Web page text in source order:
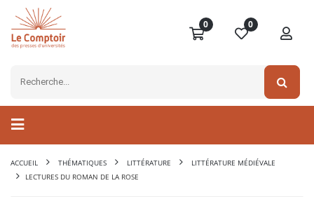
0 0
ACCUEIL THÉMATIQUES LITTÉRATURE
LITTÉRATURE MÉDIÉVALE
LECTURES DU ROMAN DE LA ROSE